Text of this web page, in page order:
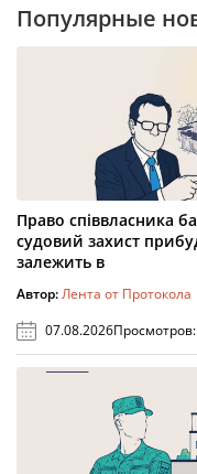
Популярные
Право співвласника
судовий захист
залежить в
Автор:Лента от Протокола
07.08.2026Просмотров: